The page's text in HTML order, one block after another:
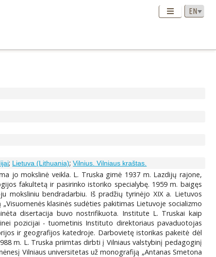
; Lietuva (Lithuania);Vilnius. Vilniaus kraštas.
jo mokslinė veikla. L. Truska gimė 1937 m. Lazdijų rajone,
fakultetą ir pasirinko istoriko specialybę. 1959 m. baigęs
moksliniu bendradarbiu. Iš pradžių tyrinėjo XIX a. Lietuvos
klasinės sudėties pakitimas Lietuvoje socializmo
disertacija buvo nostrifikuota. Institute L. Truskai kaip
pozicijai - tuometinis Instituto direktoriaus pavaduotojas
ir geografijos katedroje. Darbovietę istorikas pakeitė dėl
m. L. Truska priimtas dirbti į Vilniaus valstybinį pedagoginį
Vilniaus universitetas už monografiją „Antanas Smetona